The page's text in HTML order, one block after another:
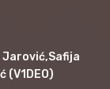
Jarović,Safija
(V1DEO)